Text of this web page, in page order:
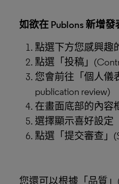
如欲在 Publons 新增發
點選下方您感興趣
點選「投稿」
您會前往「個人儀
publication review)
在畫面底部的內容
選擇顯示喜好設定
點選「提交審查」
您還可以根據「品質